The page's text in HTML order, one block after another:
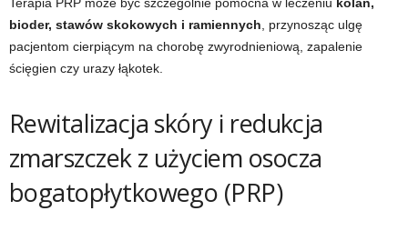
bioder, stawów skokowych i ramiennych , przynosząc ulgę
pacjentom cierpiącym na chorobę zwyrodnieniową, zapalenie
ścięgien czy urazy łąkotek.
Rewitalizacja skóry i redukcja
zmarszczek z użyciem osocza
bogatopłytkowego (PRP)